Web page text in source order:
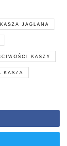
KASZA JAGLANA
KASZY
KASZA